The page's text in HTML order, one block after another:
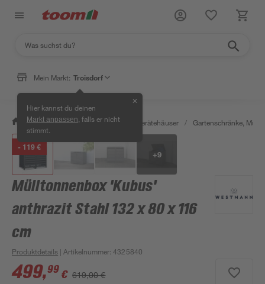
Mein Markt: Troisdorf
Hier kannst du deinen
Markt anpassen , falls er nicht
stimmt.
✕
/ Garten & Freizeit / Garten- & Gerätehäuser / Gartenschränke,
- 119 €
+9
Mülltonnenbox 'Kubus'
anthrazit Stahl 132 x 80 x 116
cm
Produktdetails | Artikelnummer:4325840
499,99 € 619,00 €